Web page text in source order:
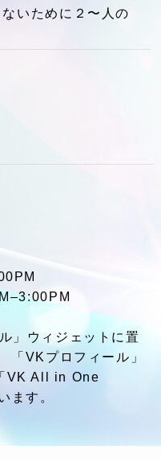
いために２〜人の
」ウィジェットに置
「VKプロフィール」
VK All in One
ます。